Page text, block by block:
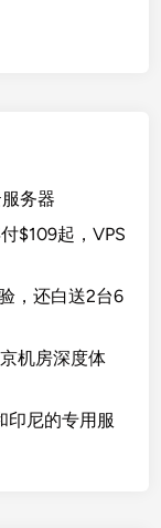
务器
$109起，VPS
，还白送2台6
机房深度体
印尼的专用服